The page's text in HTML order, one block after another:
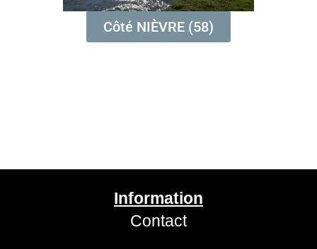
Côté NIÈVRE (58)
Information
Contact